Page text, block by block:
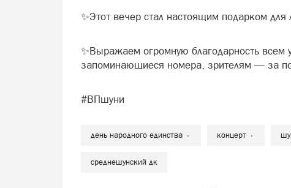
✨Этот вечер стал настоящим подарком для
✨Выражаем огромную благодарность всем
запоминающиеся номера, зрителям — за
#ВПшуни
день народного единства концерт
среднешунский дк